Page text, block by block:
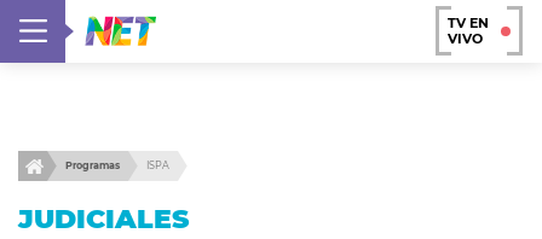
TV EN
VIVO
Programas ISPA
JUDICIALES